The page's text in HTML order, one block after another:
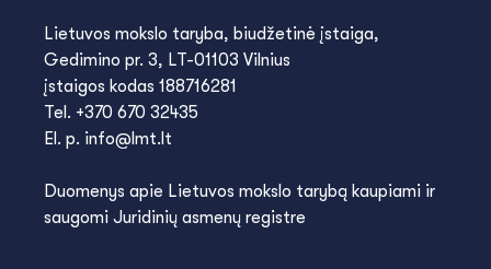
Lietuvos mokslo taryba, biudžetinė įstaiga,
Gedimino pr. 3, LT-01103 Vilnius
įstaigos kodas 188716281
Tel. +370 670 32435
El. p. info@lmt.lt
Duomenys apie Lietuvos mokslo tarybą kaupiami ir
saugomi Juridinių asmenų registre